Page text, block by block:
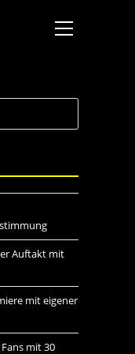
Auftakt mit
mit eigener
mit 30